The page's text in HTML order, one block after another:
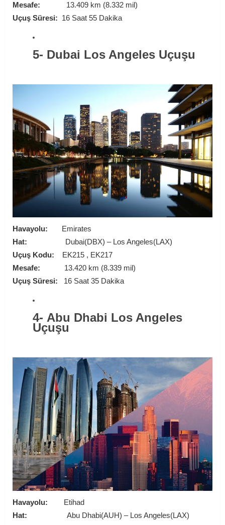
Mesafe:
13.409 km (8.332 mil)
Uçuş Süresi: 16 Saat 55 Dakika
5- Dubai Los Angeles Uçuşu
Havayolu:
Emirates
Hat:
Dubai(DBX) – Los Angeles(LAX)
Uçuş Kodu:
EK215 , EK217
Mesafe:
13.420 km (8.339 mil)
Uçuş Süresi:
16 Saat 35 Dakika
4- Abu Dhabi Los Angeles
Uçuşu
Havayolu:
Etihad
Hat:
Abu Dhabi(AUH) – Los Angeles(LAX)